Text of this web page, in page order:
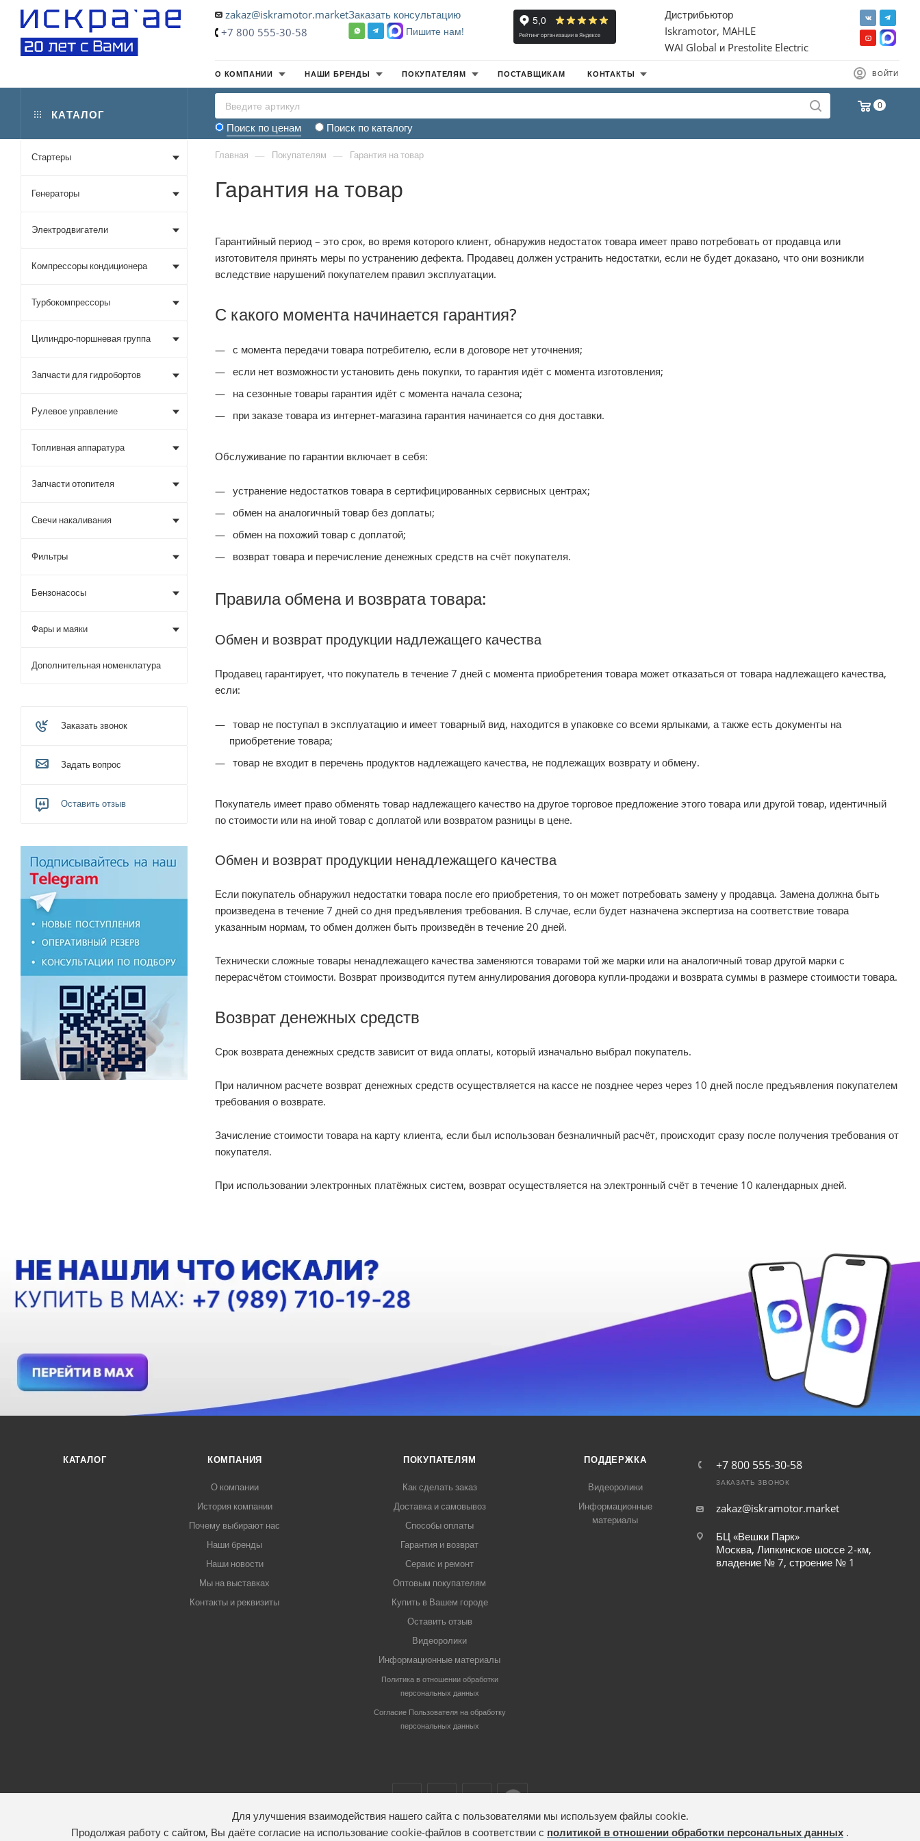
zakaz@iskramotor.market
+7 800 555-30-58
Заказать консультацию
Пишите нам!
Дистрибьютор
Iskramotor, MAHLE
WAI Global и Prestolite Electric
ВОЙТИ
О КОМПАНИИ НАШИ БРЕНДЫ ПОКУПАТЕЛЯМ ПОСТАВЩИКАМ КОНТАКТЫ
0
КАТАЛОГ
Поиск по ценам Поиск по каталогу
Главная — Покупателям — Гарантия на товар
Гарантия на товар
Гарантийный период – это срок, во время которого клиент, обнаружив недостаток товара имеет право потребовать от продавца или
изготовителя принять меры по устранению дефекта. Продавец должен устранить недостатки, если не будет доказано, что они возникли
вследствие нарушений покупателем правил эксплуатации.
С какого момента начинается гарантия?
с момента передачи товара потребителю, если в договоре нет уточнения;
если нет возможности установить день покупки, то гарантия идёт с момента изготовления;
на сезонные товары гарантия идёт с момента начала сезона;
при заказе товара из интернет-магазина гарантия начинается со дня доставки.
Обслуживание по гарантии включает в себя:
устранение недостатков товара в сертифицированных сервисных центрах;
обмен на аналогичный товар без доплаты;
обмен на похожий товар с доплатой;
возврат товара и перечисление денежных средств на счёт покупателя.
Правила обмена и возврата товара:
Обмен и возврат продукции надлежащего качества
Продавец гарантирует, что покупатель в течение 7 дней с момента приобретения товара может отказаться от товара надлежащего качества,
если:
товар не поступал в эксплуатацию и имеет товарный вид, находится в упаковке со всеми ярлыками, а также есть документы на
приобретение товара;
товар не входит в перечень продуктов надлежащего качества, не подлежащих возврату и обмену.
Покупатель имеет право обменять товар надлежащего качество на другое торговое предложение этого товара или другой товар, идентичный
по стоимости или на иной товар с доплатой или возвратом разницы в цене.
Обмен и возврат продукции ненадлежащего качества
Если покупатель обнаружил недостатки товара после его приобретения, то он может потребовать замену у продавца. Замена должна быть
произведена в течение 7 дней со дня предъявления требования. В случае, если будет назначена экспертиза на соответствие товара
указанным нормам, то обмен должен быть произведён в течение 20 дней.
Технически сложные товары ненадлежащего качества заменяются товарами той же марки или на аналогичный товар другой марки с
перерасчётом стоимости. Возврат производится путем аннулирования договора купли-продажи и возврата суммы в размере стоимости товара.
Возврат денежных средств
Срок возврата денежных средств зависит от вида оплаты, который изначально выбрал покупатель.
При наличном расчете возврат денежных средств осуществляется на кассе не позднее через через 10 дней после предъявления покупателем
требования о возврате.
Зачисление стоимости товара на карту клиента, если был использован безналичный расчёт, происходит сразу после получения требования от
покупателя.
При использовании электронных платёжных систем, возврат осуществляется на электронный счёт в течение 10 календарных дней.
Стартеры
Генераторы
Электродвигатели
Компрессоры кондиционера
Турбокомпрессоры
Цилиндро-поршневая группа
Запчасти для гидробортов
Рулевое управление
Топливная аппаратура
Запчасти отопителя
Свечи накаливания
Фильтры
Бензонасосы
Фары и маяки
Дополнительная номенклатура
Заказать звонок
Задать вопрос
Оставить отзыв
КАТАЛОГ КОМПАНИЯ
О компании
История компании
Почему выбирают нас
Наши бренды
Наши новости
Мы на выставках
Контакты и реквизиты
ПОКУПАТЕЛЯМ
Как сделать заказ
Доставка и самовывоз
Способы оплаты
Гарантия и возврат
Сервис и ремонт
Оптовым покупателям
Купить в Вашем городе
Оставить отзыв
Видеоролики
Информационные материалы
Политика в отношении обработки
персональных данных
Согласие Пользователя на обработку
персональных данных
ПОДДЕРЖКА
Видеоролики
Информационные
материалы
+7 800 555-30-58
ЗАКАЗАТЬ ЗВОНОК
zakaz@iskramotor.market
БЦ «Вешки Парк»
Москва, Липкинское шоссе 2-км,
владение № 7, строение № 1
Для улучшения взаимодействия нашего сайта с пользователями мы используем файлы cookie.
Продолжая работу с сайтом, Вы даёте согласие на использование cookie-файлов в соответствии с политикой в отношении обработки персональных данных .